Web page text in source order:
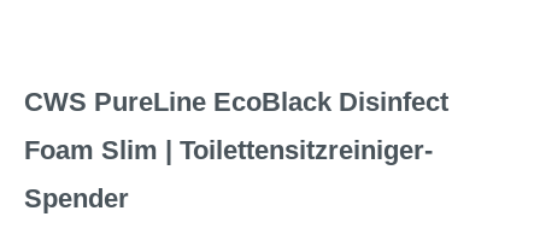
CWS PureLine EcoBlack Disinfect
Foam Slim | Toilettensitzreiniger-
Spender